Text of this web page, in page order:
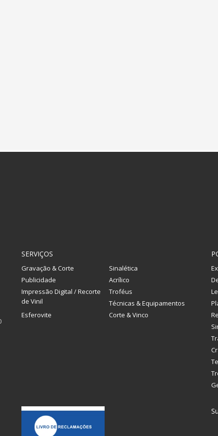
SERVIÇOS
Gravação & Corte
Sinalética
Publicidade
Acrílico
Impressão Digital / Recorte
de Vinil
Troféus
Técnicas & Equipamentos
Esferovite
Corte & Vinco